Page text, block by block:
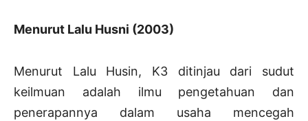
Menurut Lalu Husni (2003)
Menurut Lalu Husin, K3 ditinjau dari sudut
keilmuan adalah ilmu pengetahuan dan
penerapannya dalam usaha mencegah